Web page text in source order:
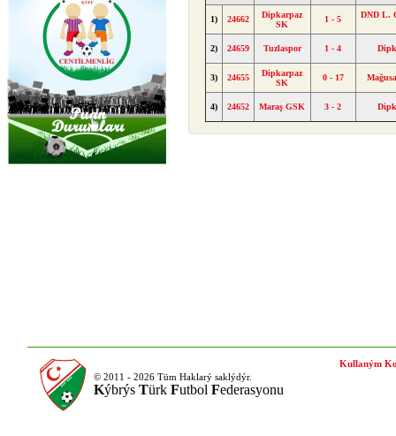
1) 24662
Dipkarpaz
SK
1 - 5 DND L.
2) 24659 Tuzlaspor 1 - 4
3) 24655
Dipkarpaz
SK
0 - 17
4) 24652 Maraş GSK 3 - 2
© 2011 - 2026 Tüm Haklarý saklýdýr.
Kýbrýs Türk Futbol Federasyonu
Kullaným